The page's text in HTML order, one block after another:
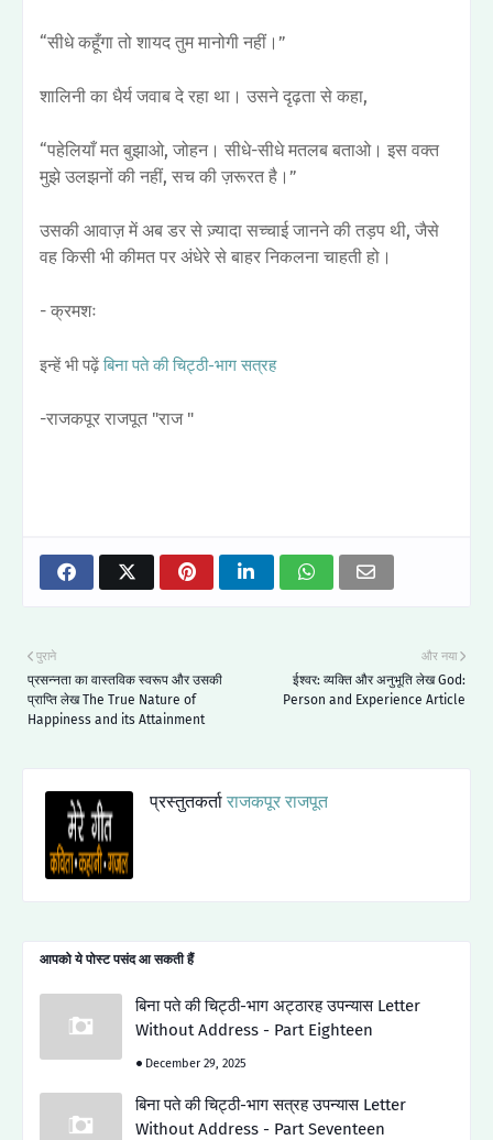
“सीधे कहूँगा तो शायद तुम मानोगी नहीं।”
शालिनी का धैर्य जवाब दे रहा था। उसने दृढ़ता से कहा,
“पहेलियाँ मत बुझाओ, जोहन। सीधे-सीधे मतलब बताओ। इस वक्त
मुझे उलझनों की नहीं, सच की ज़रूरत है।”
उसकी आवाज़ में अब डर से ज़्यादा सच्चाई जानने की तड़प थी, जैसे
वह किसी भी कीमत पर अंधेरे से बाहर निकलना चाहती हो।
- क्रमशः
इन्हें भी पढ़ेंबिना पते की चिट्ठी-भाग सत्रह
-राजकपूर राजपूत "राज "
और नया
ईश्वर: व्यक्ति और अनुभूति लेख God:
Person and Experience Article
पुराने
प्रसन्नता का वास्तविक स्वरूप और उसकी
प्राप्ति लेख The True Nature of
Happiness and its Attainment
प्रस्तुतकर्ता राजकपूर राजपूत
आपको ये पोस्ट पसंद आ सकती हैं
बिना पते की चिट्ठी-भाग अट्ठारह उपन्यास Letter
Without Address - Part Eighteen
December 29, 2025
बिना पते की चिट्ठी-भाग सत्रह उपन्यास Letter
Without Address - Part Seventeen